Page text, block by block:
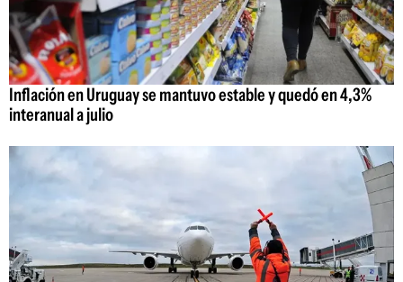
Inflación en Uruguay se mantuvo estable y quedó en 4,3%
interanual a julio